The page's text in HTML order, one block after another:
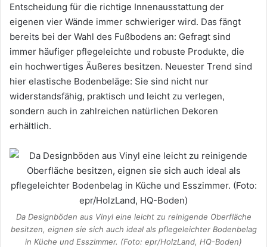
Entscheidung für die richtige Innenausstattung der
eigenen vier Wände immer schwieriger wird. Das fängt
bereits bei der Wahl des Fußbodens an: Gefragt sind
immer häufiger pflegeleichte und robuste Produkte, die
ein hochwertiges Äußeres besitzen. Neuester Trend sind
hier elastische Bodenbeläge: Sie sind nicht nur
widerstandsfähig, praktisch und leicht zu verlegen,
sondern auch in zahlreichen natürlichen Dekoren
erhältlich.
Da Designböden aus Vinyl eine leicht zu reinigende Oberfläche
besitzen, eignen sie sich auch ideal als pflegeleichter Bodenbelag
in Küche und Esszimmer. (Foto: epr/HolzLand, HQ-Boden)